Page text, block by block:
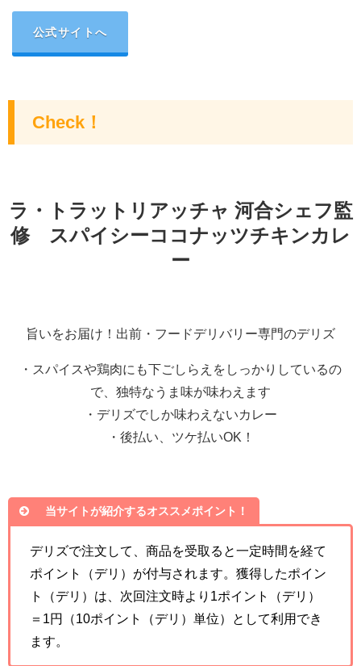
公式サイトへ
Check！
ラ・トラットリアッチャ 河合シェフ監
修 スパイシーココナッツチキンカレ
ー
旨いをお届け！出前・フードデリバリー専門のデリズ
・スパイスや鶏肉にも下ごしらえをしっかりしているの
で、独特なうま味が味わえます
・デリズでしか味わえないカレー
・後払い、ツケ払いOK！
当サイトが紹介するオススメポイント！
デリズで注文して、商品を受取ると一定時間を経て
ポイント（デリ）が付与されます。獲得したポイン
ト（デリ）は、次回注文時より1ポイント（デリ）
＝1円（10ポイント（デリ）単位）として利用でき
ます。